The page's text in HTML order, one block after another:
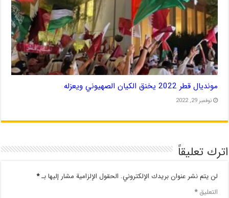
مونديال قطر 2022 يخنق الكيان الصهيوني ويعزله
نوفمبر 29, 2022
اترك تعليقاً
لن يتم نشر عنوان بريدك الإلكتروني. الحقول الإلزامية مشار إليها بـ*
التعليق*